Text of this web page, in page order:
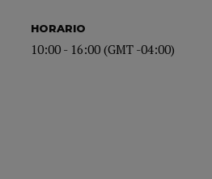
HORARIO
10:00 - 16:00 (GMT -04:00)